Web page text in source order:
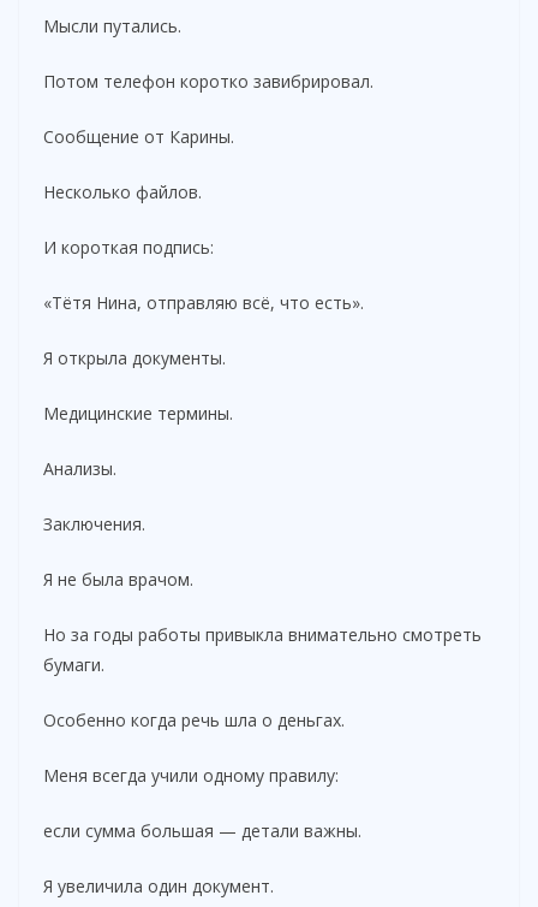
Мысли путались.
Потом телефон коротко завибрировал.
Сообщение от Карины.
Несколько файлов.
И короткая подпись:
«Тётя Нина, отправляю всё, что есть».
Я открыла документы.
Медицинские термины.
Анализы.
Заключения.
Я не была врачом.
Но за годы работы привыкла внимательно смотреть
бумаги.
Особенно когда речь шла о деньгах.
Меня всегда учили одному правилу:
если сумма большая — детали важны.
Я увеличила один документ.